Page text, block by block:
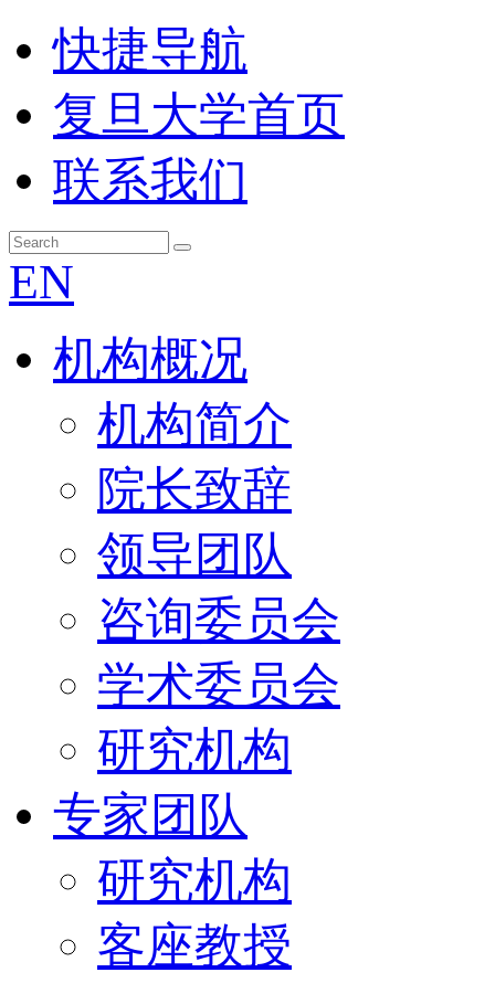
快捷导航
复旦大学首页
联系我们
EN
机构概况
机构简介
院长致辞
领导团队
咨询委员会
学术委员会
研究机构
专家团队
研究机构
客座教授